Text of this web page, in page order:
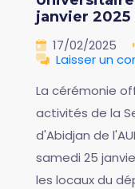
janvier 2025
17/02/2025
Laisser un
La cérémonie
activités de la
d'Abidjan de
samedi 25
les locaux du